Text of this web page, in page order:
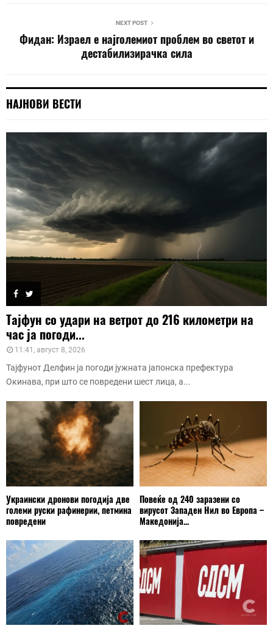
NEXT POST
Фидан: Израел е најголемиот проблем во светот и
дестабилизирачка сила
НАЈНОВИ ВЕСТИ
Тајфун со удари на ветрот до 216 километри на
час ја погоди...
11:41, август 8, 2026
Тајфунот Делфин ја погоди јужната јапонска префектура
Окинава, при што се повредени шест лица, а...
Украински дронови погодија две
големи руски рафинерии, петмина
повредени
Повеќе од 240 заразени со
вирусот Западен Нил во Европа –
Македонија...